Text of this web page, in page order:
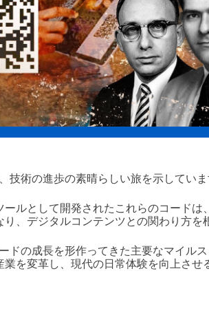
技術の進歩の素晴らしい旅を示していま
ールとして開発されたこれらのコード
、デジタルコンテンツとの関わり方を
ドの成長を形作ってきた主要なマイル
を変革し、現代の日常体験を向上させ